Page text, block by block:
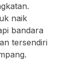
naik
bandara
tersendiri